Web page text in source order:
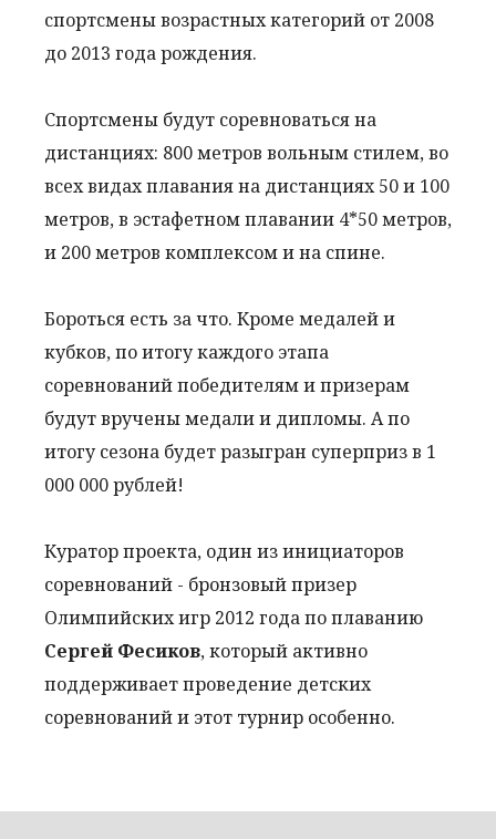
спортсмены возрастных категорий от 2008
до 2013 года рождения.
Спортсмены будут соревноваться на
дистанциях: 800 метров вольным стилем, во
всех видах плавания на дистанциях 50 и 100
метров, в эстафетном плавании 4*50 метров,
и 200 метров комплексом и на спине.
Бороться есть за что. Кроме медалей и
кубков, по итогу каждого этапа
соревнований победителям и призерам
будут вручены медали и дипломы. А по
итогу сезона будет разыгран суперприз в 1
000 000 рублей!
Куратор проекта, один из инициаторов
соревнований - бронзовый призер
Олимпийских игр 2012 года по плаванию
Сергей Фесиков, который активно
поддерживает проведение детских
соревнований и этот турнир особенно.